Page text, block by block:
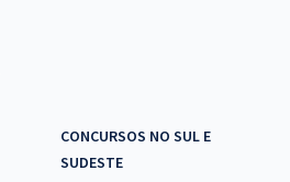
CONCURSOS NO SUL E
SUDESTE